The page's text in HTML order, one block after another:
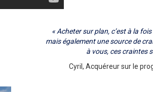
« Acheter sur plan, c’est à la
mais également une source de
à vous, ces craintes
Cyril, Acquéreur sur le